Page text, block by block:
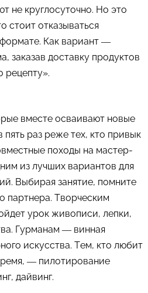
не круглосуточно. Но это
стоит отказываться
Как вариант —
заказав доставку продуктов
рецепту».
вместе осваивают новые
пять раз реже тех, кто привык
походы на мастер-
из лучших вариантов для
Выбирая занятие, помните
партнера. Творческим
урок живописи, лепки,
Гурманам — винная
искусства. Тем, кто любит
— пилотирование
дайвинг.